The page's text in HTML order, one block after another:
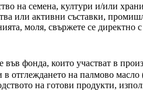
на семена, култури и/или
или активни съставки,
моля, свържете се
във фонда, които участват в
отглеждането на палмово
на готови продукти,